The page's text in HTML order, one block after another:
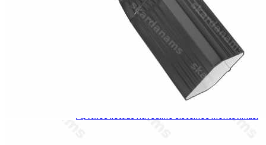
Tvoros kepurės